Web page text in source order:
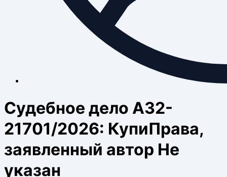
Судебное дело А32-
21701/2026: КупиПрава,
заявленный автор Не
указан